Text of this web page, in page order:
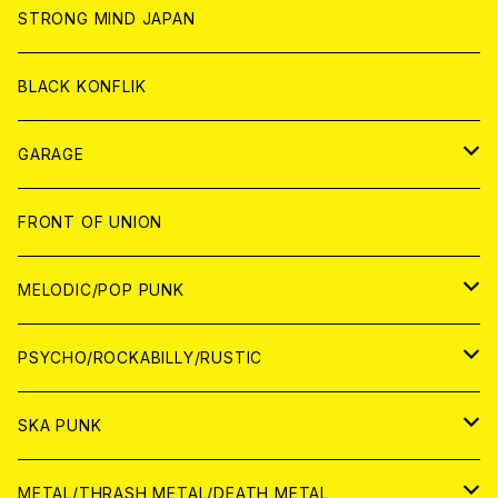
ANALOG
ANALOG
CD
ANALOG
CD
ANALOG
WORLD
CD
ANALOG
STRONG MIND JAPAN
BLACK KONFLIK
GARAGE
JAPAN
アナログ
CD
WORLD
アナログ
CD
FRONT OF UNION
MELODIC/POP PUNK
JAPAN
CD
ANALOG
WORLD
CD
PSYCHO/ROCKABILLY/RUSTIC
JAPAN
CD
WORLD
SKA PUNK
JAPAN
METAL/THRASH METAL/DEATH METAL